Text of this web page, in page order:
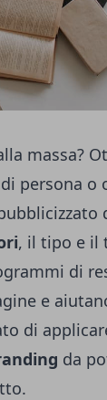
massa?
persona o
, il tipo e il
di
e
di
da